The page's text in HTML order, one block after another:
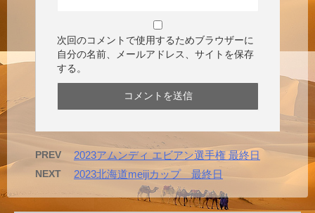
次回のコメントで使用するためブラウザーに
自分の名前、メールアドレス、サイトを保存
する。
PREV 2023アムンディ エビアン選手権 最終日
NEXT 2023北海道meijiカップ 最終日